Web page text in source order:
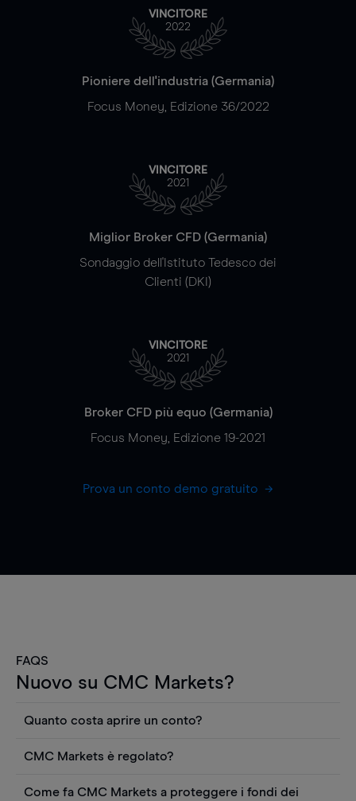
VINCITORE
2022
Pioniere dell'industria (Germania)
Focus Money, Edizione 36/2022
VINCITORE
2021
Miglior Broker CFD (Germania)
Sondaggio dell'Istituto Tedesco dei
Clienti (DKI)
VINCITORE
2021
Broker CFD più equo (Germania)
Focus Money, Edizione 19-2021
Prova un conto demo gratuito
FAQS
Nuovo su CMC Markets?
Quanto costa aprire un conto?
Puoi anche visualizzare gratuitamente i prezzi e
utilizzare strumenti come grafici, notizie Reuters
CMC Markets è regolato?
Come fa CMC Markets a proteggere i fondi dei